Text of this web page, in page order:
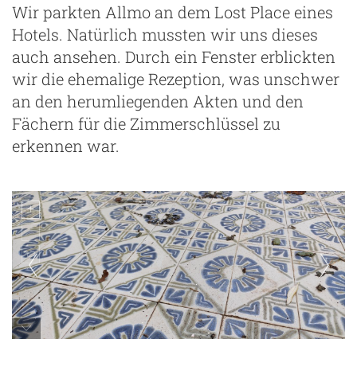
Wir parkten Allmo an dem Lost Place eines
Hotels. Natürlich mussten wir uns dieses
auch ansehen. Durch ein Fenster erblickten
wir die ehemalige Rezeption, was unschwer
an den herumliegenden Akten und den
Fächern für die Zimmerschlüssel zu
erkennen war.